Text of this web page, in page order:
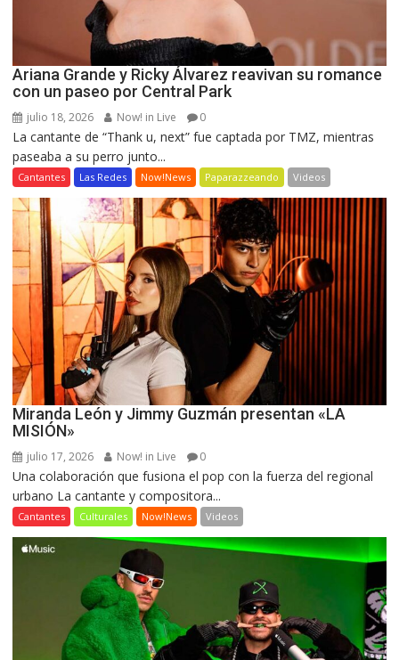
Ariana Grande y Ricky Álvarez reavivan su romance
con un paseo por Central Park
julio 18, 2026 Now! in Live 0
La cantante de “Thank u, next” fue captada por TMZ, mientras
paseaba a su perro junto...
Cantantes Las Redes Now!News Paparazzeando Videos
Miranda León y Jimmy Guzmán presentan «LA
MISIÓN»
julio 17, 2026 Now! in Live 0
Una colaboración que fusiona el pop con la fuerza del regional
urbano La cantante y compositora...
Cantantes Culturales Now!News Videos